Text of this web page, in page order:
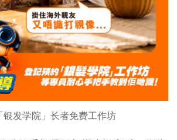
银发学院」长者免费工作坊